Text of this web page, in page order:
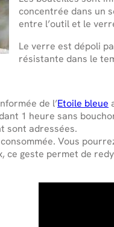
concentrée dans un
entre l’outil et le
Le verre est dépoli
résistante dans le
de l’Etoile bleue
1 heure sans
sont adressées.
Vous
ce geste permet de